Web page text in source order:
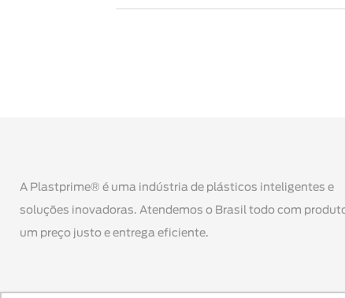
A Plastprime® é uma indústria de plásticos inteligentes e
soluções inovadoras. Atendemos o Brasil todo com
um preço justo e entrega eficiente.